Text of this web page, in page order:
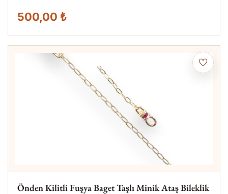
500,00 ₺
Önden Kilitli Fuşya Baget Taşlı Minik Ataş Bileklik